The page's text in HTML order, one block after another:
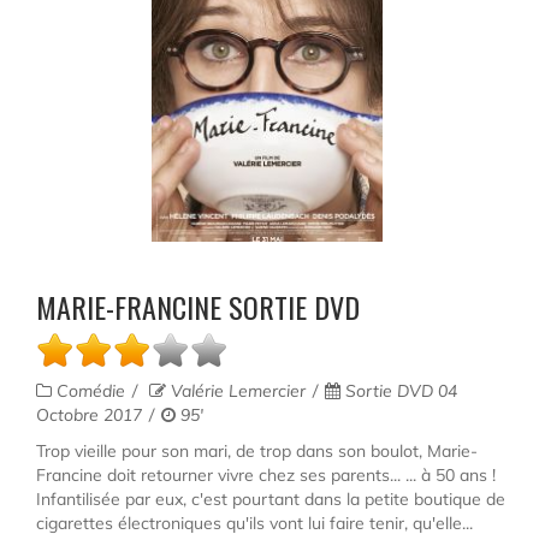
MARIE-FRANCINE SORTIE DVD
Comédie Valérie Lemercier
Sortie DVD 04
Octobre 2017
95'
Trop vieille pour son mari, de trop dans son boulot, Marie-
Francine doit retourner vivre chez ses parents... ... à 50 ans !
Infantilisée par eux, c'est pourtant dans la petite boutique de
cigarettes électroniques qu'ils vont lui faire tenir, qu'elle...